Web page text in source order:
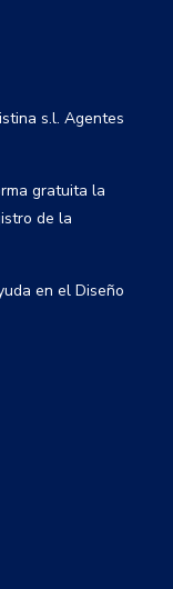
s.l. Agentes
gratuita la
de la
en el Diseño